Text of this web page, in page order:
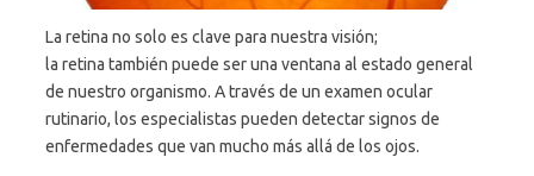
La retina no solo es clave para nuestra visión;
la retina también puede ser una ventana al estado general
de nuestro organismo. A través de un examen ocular
rutinario, los especialistas pueden detectar signos de
enfermedades que van mucho más allá de los ojos.